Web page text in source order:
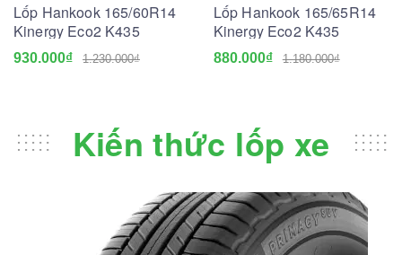
Lốp Hankook 165/60R14
Kinergy Eco2 K435
930.000₫ 1.230.000₫
Lốp Hankook 165/65R14
Kinergy Eco2 K435
880.000₫ 1.180.000₫
Kiến thức lốp xe